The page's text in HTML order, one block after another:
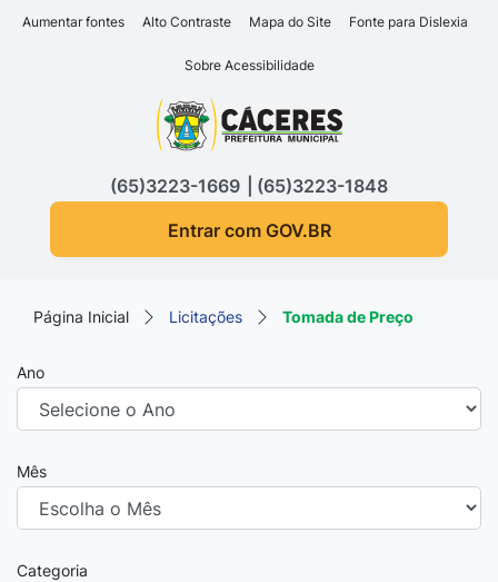
Seção de atalhos e links
Ir para o conteúdo [alt+1]
Ir para o rodapé [alt+4]
Aumentar fontes Alto Contraste Mapa do Site Fonte para Dislexia
Sobre Acessibilidade
Seção do menu principal
(65)3223-1669
(65)3223-1848
Entrar com GOV.BR
Página Inicial Licitações Tomada de Preço
Ano
Mês
Categoria